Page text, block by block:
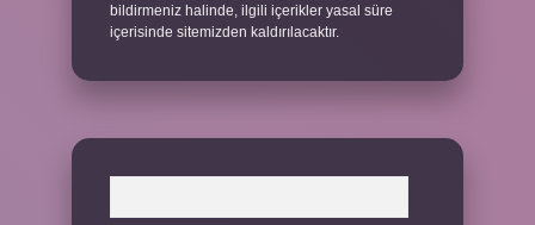
bildirmeniz halinde, ilgili içerikler yasal süre
içerisinde sitemizden kaldırılacaktır.